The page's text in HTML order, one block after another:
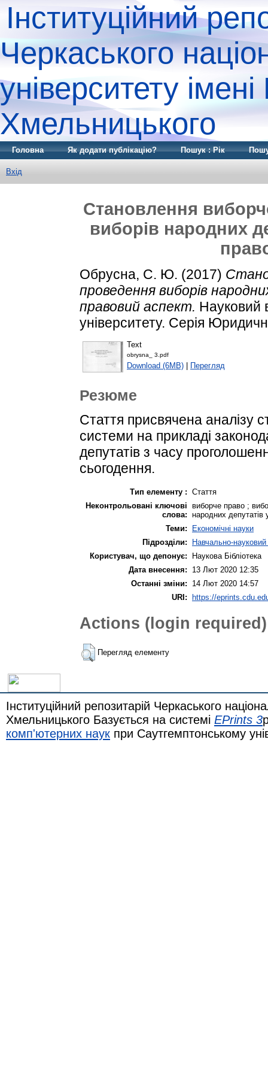
Інституційний
Черкаського
університету
Хмельницького
Головна Як додати публікацію? Пошук : Рік
Вхід
Становлення
виборів народних
Обрусна, С. Ю. (2017)
проведення виборів
правовий аспект. Науковий
університету. Серія
Text
obrysna_ 3.pdf
Download (6MB) Перегляд
Резюме
Стаття присвячена аналізу
системи на прикладі
депутатів з часу
сьогодення.
Тип елементу : Стаття
Неконтрольовані ключові
слова:
виборче право ;
народних депутатів
Теми:
Економічні науки
Підрозділи:
Навчально-науковий
Користувач, що депонує:
Наукова Бібліотека
Дата внесення:
13 Лют 2020 12:35
Останні зміни:
14 Лют 2020 14:57
URI: https://
Actions (login required)
Перегляд елементу
Інституційний репозитарій Черкаського
Хмельницького Базується на системі EPrints 3
комп'ютерних наук при Саутгемптонському